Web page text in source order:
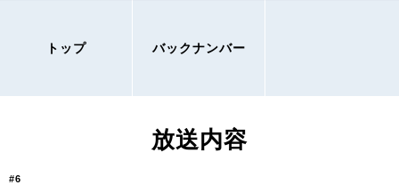
トップ バックナンバー
放送内容
#6